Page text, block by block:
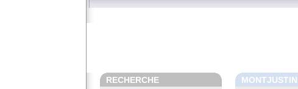
RECHERCHE MONTJUSTIN